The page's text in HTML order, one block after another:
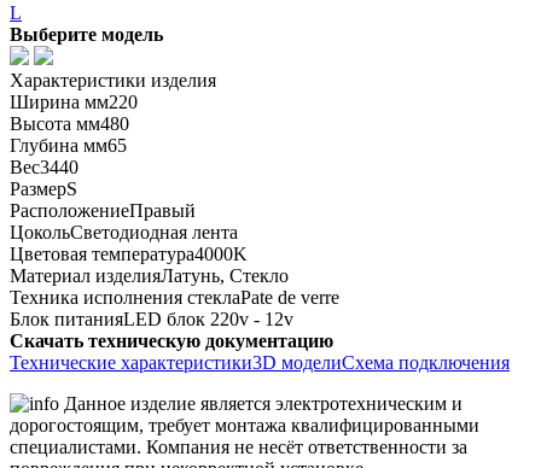
L
Выберите модель
Характеристики изделия
Ширина мм220
Высота мм480
Глубина мм65
Вес3440
РазмерS
РасположениеПравый
ЦокольСветодиодная лента
Цветовая температура4000K
Материал изделияЛатунь, Стекло
Техника исполнения стеклаPate de verre
Блок питанияLED блок 220v - 12v
Скачать техническую документацию
Технические характеристики3D моделиСхема подключения
Данное изделие является электротехническим и
дорогостоящим, требует монтажа квалифицированными
специалистами. Компания не несёт ответственности за